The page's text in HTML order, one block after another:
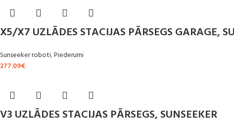
X5/X7 UZLĀDES STACIJAS PĀRSEGS GARAGE,
Sunseeker roboti,Piederumi
277.09€
V3 UZLĀDES STACIJAS PĀRSEGS, SUNSEEKER